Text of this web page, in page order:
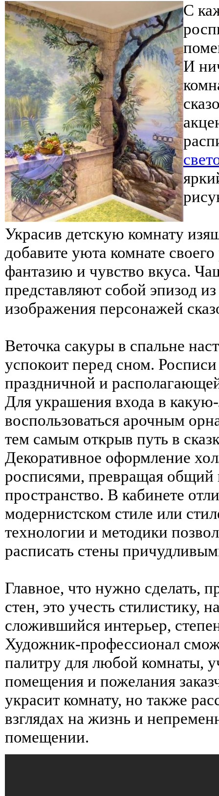
С
И
Украсив детскую комнату
добавите уюта комнате
фантазию и чувство вкуса.
представляют собой эпизод
изображения персонажей
Веточка сакуры в спальне
успокоит перед сном.
праздничной и
Для украшения входа в
воспользоваться арочным
тем самым открыв путь в
Декоративное оформление
росписями, превращая общий
пространство. В кабинете
модернистском стиле или
технологии и методики
расписать стены
Главное, что нужно сделать,
стен, это учесть стилистику,
сложившийся интерьер,
Художник-профессионал
палитру для любой комнаты,
помещения и пожелания
украсит комнату, но также
взглядах на жизнь и
помещении.